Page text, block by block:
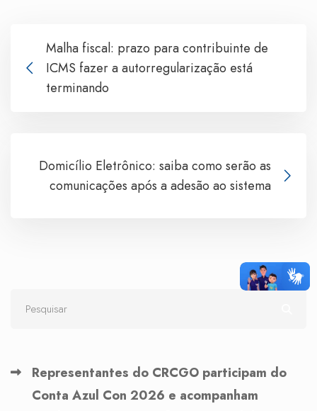
Malha fiscal: prazo para contribuinte de
ICMS fazer a autorregularização está
terminando
Domicílio Eletrônico: saiba como serão as
comunicações após a adesão ao sistema
Representantes do CRCGO participam do
Conta Azul Con 2026 e acompanham